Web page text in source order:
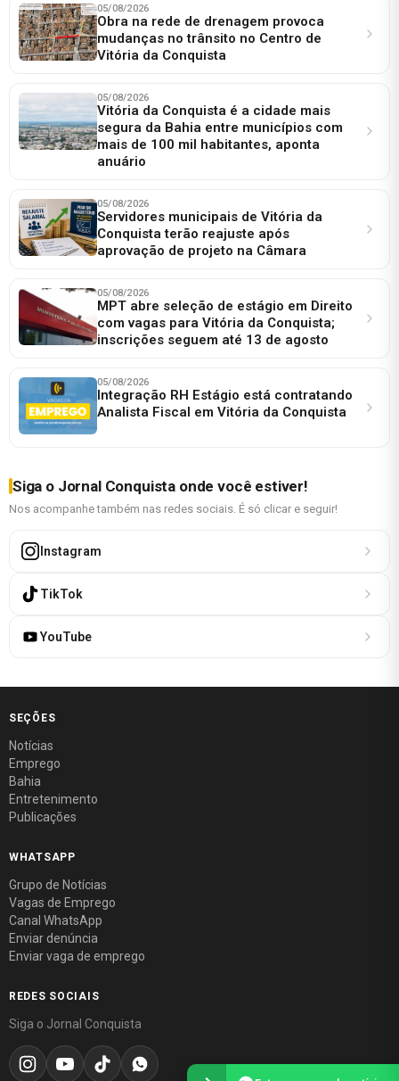
05/08/2026
Obra na rede de drenagem provoca
mudanças no trânsito no Centro de
Vitória da Conquista
05/08/2026
Vitória da Conquista é a cidade mais
segura da Bahia entre municípios com
mais de 100 mil habitantes, aponta
anuário
05/08/2026
Servidores municipais de Vitória da
Conquista terão reajuste após
aprovação de projeto na Câmara
05/08/2026
MPT abre seleção de estágio em Direito
com vagas para Vitória da Conquista;
inscrições seguem até 13 de agosto
05/08/2026
Integração RH Estágio está contratando
Analista Fiscal em Vitória da Conquista
Siga o Jornal Conquista onde você estiver!
Nos acompanhe também nas redes sociais. É só clicar e seguir!
Instagram
TikTok
YouTube
SEÇÕES
Notícias
Emprego
Bahia
Entretenimento
Publicações
WHATSAPP
Grupo de Notícias
Vagas de Emprego
Canal WhatsApp
Enviar denúncia
Enviar vaga de emprego
REDES SOCIAIS
Siga o Jornal Conquista